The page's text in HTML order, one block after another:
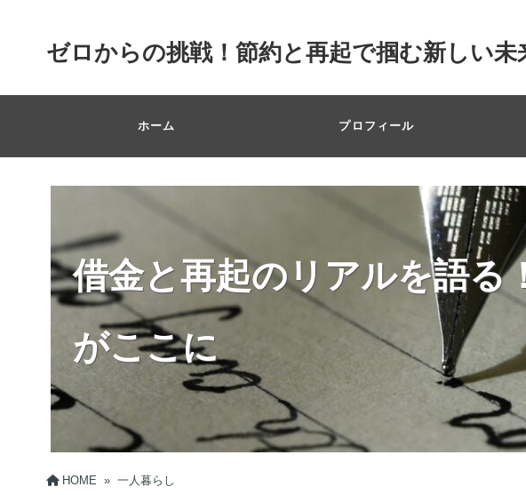
ゼロからの挑戦！節約と再起で掴む新しい未
ホーム プロフィール
借金と再起のリアルを語る
がここに
HOME » 一人暮らし